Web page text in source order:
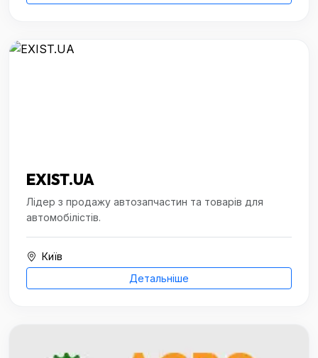
EXIST.UA
Лідер з продажу автозапчастин та товарів для
автомобілістів.
Київ
Детальніше